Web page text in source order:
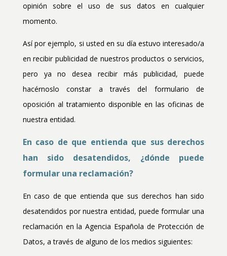
opinión sobre el uso de sus datos en cualquier
momento.
Así por ejemplo, si usted en su día estuvo interesado/a
en recibir publicidad de nuestros productos o servicios,
pero ya no desea recibir más publicidad, puede
hacérnoslo constar a través del formulario de
oposición al tratamiento disponible en las oficinas de
nuestra entidad.
En caso de que entienda que sus derechos
han sido desatendidos, ¿dónde puede
formular una reclamación?
En caso de que entienda que sus derechos han sido
desatendidos por nuestra entidad, puede formular una
reclamación en la Agencia Española de Protección de
Datos, a través de alguno de los medios siguientes: